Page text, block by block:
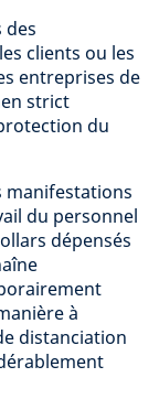
des
clients ou les
entreprises de
strict
du
manifestations
du personnel
dépensés
à
distanciation